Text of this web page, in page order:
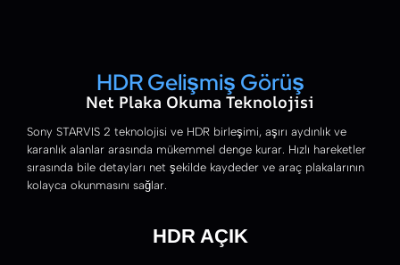
HDR Gelişmiş Görüş
Net Plaka Okuma Teknolojisi
Sony STARVIS 2 teknolojisi ve HDR birleşimi, aşırı aydınlık ve
karanlık alanlar arasında mükemmel denge kurar. Hızlı hareketler
sırasında bile detayları net şekilde kaydeder ve araç plakalarının
kolayca okunmasını sağlar.
HDR AÇIK